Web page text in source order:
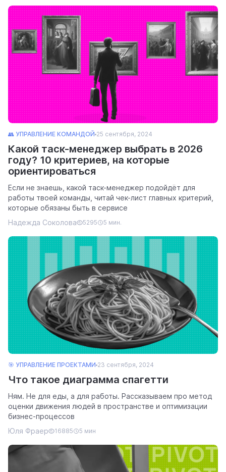
👥 УПРАВЛЕНИЕ КОМАНДОЙ 25 сентября, 2024
Какой таск-менеджер выбрать в 2026
году? 10 критериев, на которые
ориентироваться
Если не знаешь, какой таск-менеджер подойдёт для
работы твоей команды, читай чек-лист главных критерий,
которые обязаны быть в сервисе
Надежда Соколова
5295 5 мин.
🎯 УПРАВЛЕНИЕ ПРОЕКТАМИ 23 сентября, 2024
Что такое диаграмма спагетти
Ням. Не для еды, а для работы. Рассказываем про метод
оценки движения людей в пространстве и оптимизации
бизнес-процессов
Юля Фраер
16885 5 мин